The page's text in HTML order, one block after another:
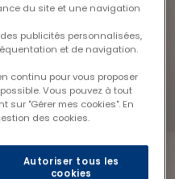
du site et une navigation
publicités personnalisées,
et de navigation.
continu pour vous proposer
Vous pouvez à tout
sur "Gérer mes cookies". En
des cookies.
Autoriser tous les
cookies